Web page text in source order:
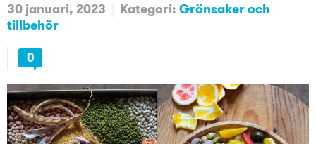
30 januari, 2023 Kategori: Grönsaker och
tillbehör
0